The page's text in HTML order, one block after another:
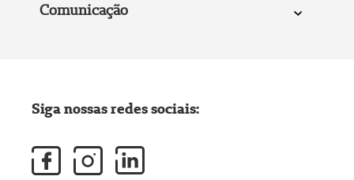
Comunicação
Siga nossas redes sociais: